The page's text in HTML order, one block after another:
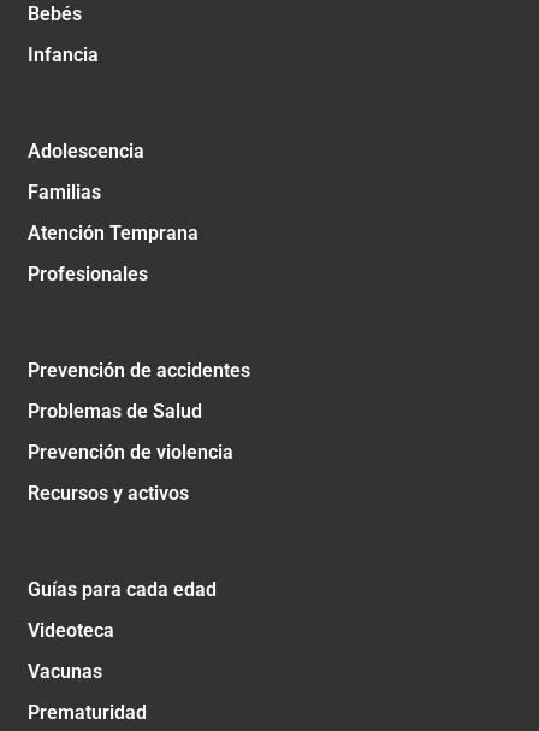
Bebés
Infancia
Adolescencia
Familias
Atención Temprana
Profesionales
Prevención de accidentes
Problemas de Salud
Prevención de violencia
Recursos y activos
Guías para cada edad
Videoteca
Vacunas
Prematuridad